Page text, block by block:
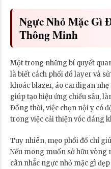
Ngực Nhỏ Mặc Gì
Thông Minh
Một trong những bí quyết
là biết cách phối đồ layer và
khoác blazer, áo cardigan
giúp tạo hiệu ứng chiều sâu,
Đồng thời, việc chọn nội y có
trong việc cải thiện vóc dáng
Tuy nhiên, mẹo phối đồ chỉ
Nếu mong muốn sở hữu vòng
cân nhắc ngực nhỏ mặc gì